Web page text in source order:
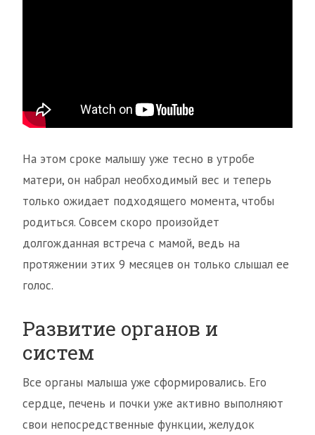
На этом сроке малышу уже тесно в утробе
матери, он набрал необходимый вес и теперь
только ожидает подходящего момента, чтобы
родиться. Совсем скоро произойдет
долгожданная встреча с мамой, ведь на
протяжении этих 9 месяцев он только слышал ее
голос.
Развитие органов и
систем
Все органы малыша уже сформировались. Его
сердце, печень и почки уже активно выполняют
свои непосредственные функции, желудок